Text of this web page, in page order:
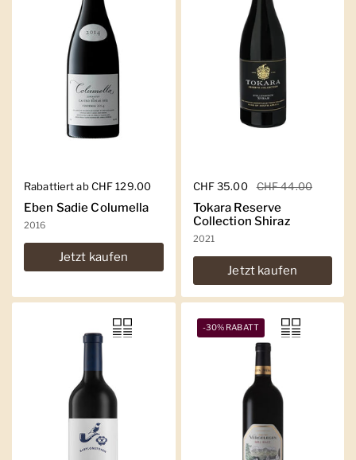
Regulärer Preis
Rabattiert ab CHF 129.00
Eben Sadie Columella
2016
Jetzt kaufen
Regulärer Preis
CHF 35.00 Sale-Preis
CHF 44.00
Tokara Reserve
Collection Shiraz
2021
Jetzt kaufen
-30% RABATT